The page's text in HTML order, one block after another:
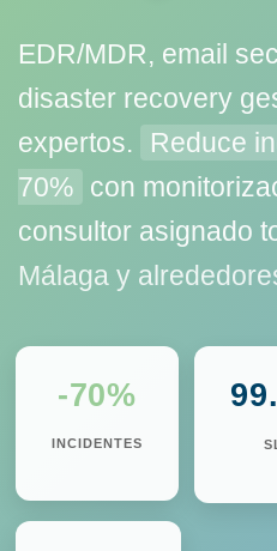
EDR/MDR, email
disaster recovery
expertos.
Reduce
70% con
consultor asignado
Málaga y
-70%
INCIDENTES